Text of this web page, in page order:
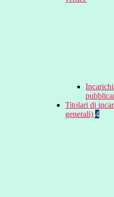
Titolari di
generali) 4